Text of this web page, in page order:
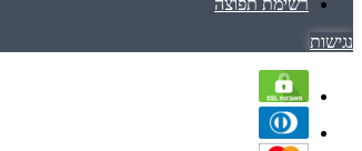
רשימת תפוצה
נגישות